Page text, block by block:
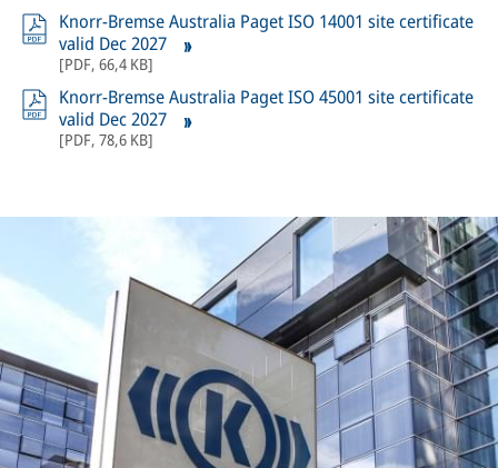
Knorr-Bremse Australia Paget ISO 14001 site certificate
valid Dec 2027
[PDF, 66,4 KB]
Knorr-Bremse Australia Paget ISO 45001 site certificate
valid Dec 2027
[PDF, 78,6 KB]